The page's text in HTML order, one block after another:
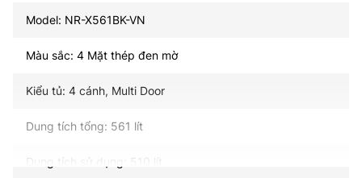
Model: NR-X561BK-VN
Màu sắc: 4 Mặt thép đen mờ
Kiểu tủ: 4 cánh, Multi Door
Dung tích tổng: 561 lít
Dung tích sử dụng: 510 lít